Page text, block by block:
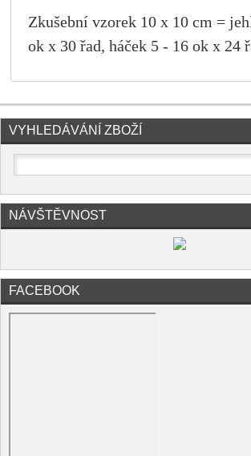
Zkušební vzorek 10 x 10 cm =
ok x 30 řad, háček 5 - 16 ok x 24
VYHLEDÁVÁNÍ ZBOŽÍ
NÁVŠTĚVNOST
FACEBOOK